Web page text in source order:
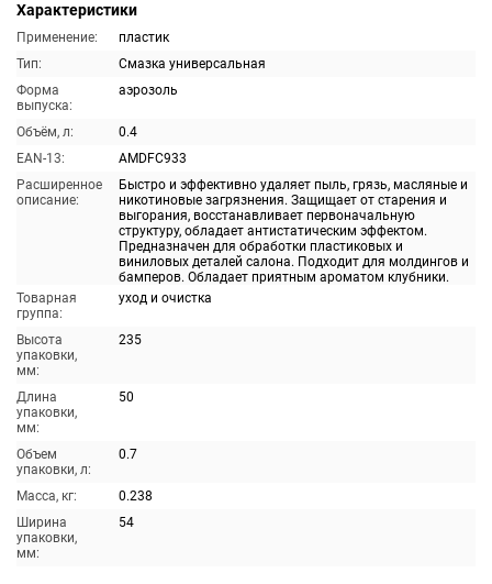
Характеристики
Применение:
пластик
Тип:
Смазка универсальная
Форма
выпуска:
аэрозоль
Объём, л:
0.4
EAN-13:
AMDFC933
Расширенное
описание:
Быстро и эффективно удаляет пыль, грязь, масляные и
никотиновые загрязнения. Защищает от старения и
выгорания, восстанавливает первоначальную
структуру, обладает антистатическим эффектом.
Предназначен для обработки пластиковых и
виниловых деталей салона. Подходит для молдингов и
бамперов. Обладает приятным ароматом клубники.
Товарная
группа:
уход и очистка
Высота
упаковки,
мм:
235
Длина
упаковки,
мм:
50
Объем
упаковки, л:
0.7
Масса, кг:
0.238
Ширина
упаковки,
мм:
54